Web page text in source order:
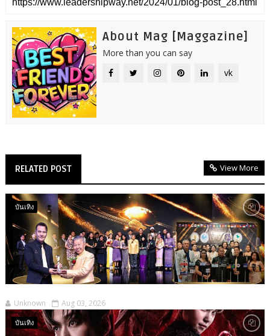
About Mag [Maggazine]
More than you can say
vk
RELATED POST View More
บันเทิง
Unknown Aug 03, 2026
บันเทิง